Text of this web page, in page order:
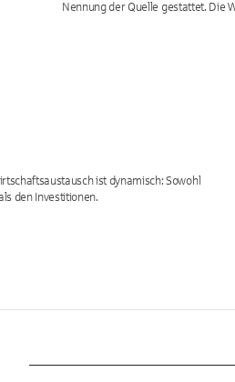
Nennung der Quelle gestattet. Die
ist dynamisch: Sowohl
den Investitionen.